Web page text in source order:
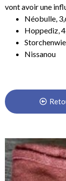
vont avoir une
Néobulle,
Hoppediz,
Nissanou